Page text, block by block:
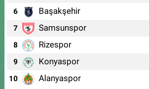
6 Başakşehir
7 Samsunspor
8 Rizespor
9 Konyaspor
10 Alanyaspor